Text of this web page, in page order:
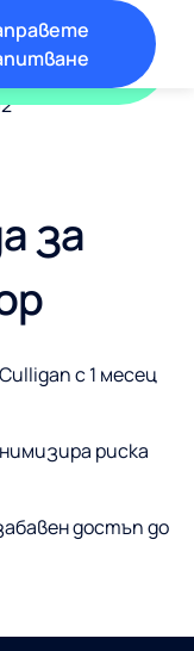
период
за
с 1 месец
риска
достъп до